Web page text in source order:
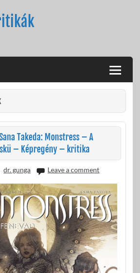
Takeda: Monstress – A
– Képregény – kritika
dr. gunga Leave a comment